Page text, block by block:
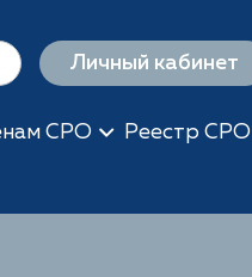
Личный кабинет
СРО Реестр СРО